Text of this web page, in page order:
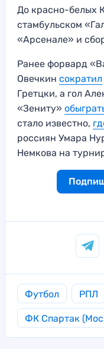
До красно-белых
стамбульском
«Арсенале» и
Ранее форвард
Овечкин сократил
Гретцки, а гол
«Зениту»
стало известно,
россиян Умара
Немкова на
Футбол РПЛ
ФК Спартак